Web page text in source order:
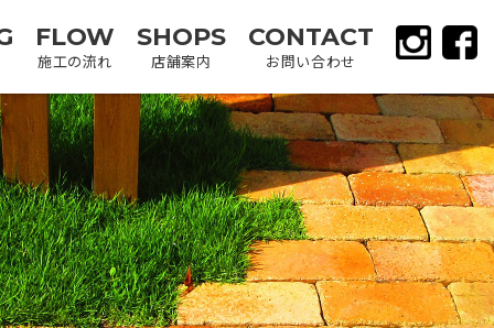
FLOW
施工の流れ
SHOPS
店舗案内
CONTACT
お問い合わせ